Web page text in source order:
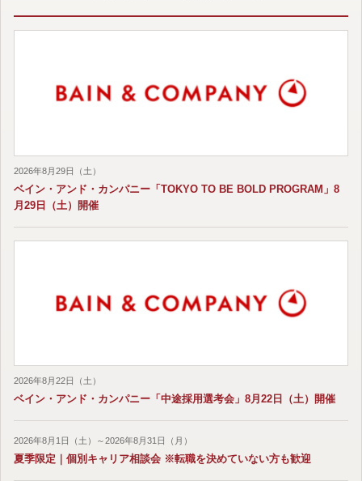
2026年8月29日（土）
ベイン・アンド・カンパニー「TOKYO TO BE BOLD PROGRAM」8
月29日（土）開催
2026年8月22日（土）
ベイン・アンド・カンパニー「中途採用選考会」8月22日（土）開催
2026年8月1日（土）～2026年8月31日（月）
夏季限定｜個別キャリア相談会 ※転職を決めていない方も歓迎